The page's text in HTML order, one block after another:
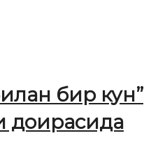
бир кун”
доирасида